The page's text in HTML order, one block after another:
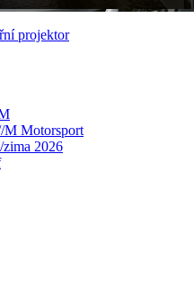
projektor
Motorsport
2026